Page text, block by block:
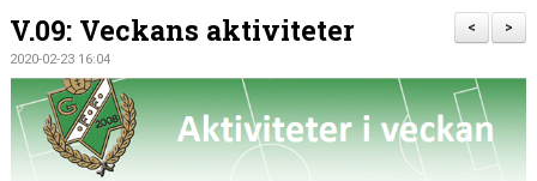
KALENDER
BILDGALLERI
MATCHER
>
<
V.09: Veckans aktiviteter
2020-02-23 16:04